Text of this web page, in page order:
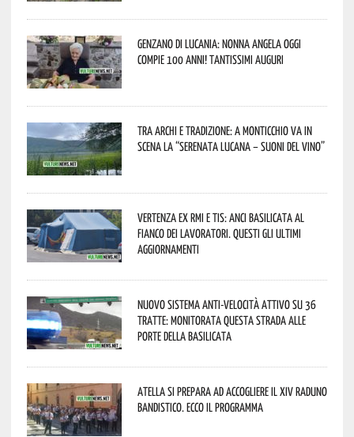
Genzano di Lucania: nonna Angela oggi
compie 100 anni! Tantissimi auguri
Tra archi e tradizione: a Monticchio va in
scena la “Serenata lucana – suoni del vino”
Vertenza ex RMI e TIS: ANCI Basilicata al
fianco dei lavoratori. Questi gli ultimi
aggiornamenti
Nuovo sistema anti-velocità attivo su 36
tratte: monitorata questa strada alle
porte della Basilicata
Atella si prepara ad accogliere il XIV Raduno
Bandistico. Ecco il programma